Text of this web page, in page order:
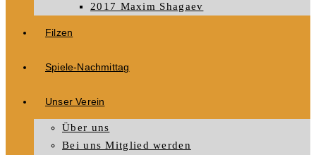
2017 Maxim Shagaev
Filzen
Spiele-Nachmittag
Unser Verein
Über uns
Bei uns Mitglied werden